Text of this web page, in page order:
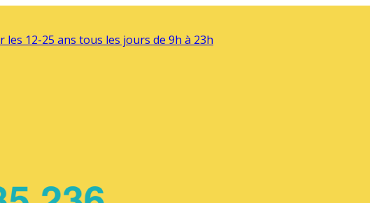
12-25 ans tous les jours de 9h à 23h